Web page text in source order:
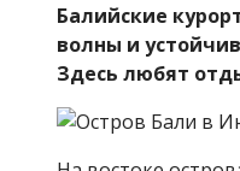
Балийские
волны и
Здесь любят